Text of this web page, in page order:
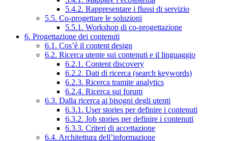
5.4.2. Rappresentare i flussi di servizio
5.5. Co-progettare le soluzioni
5.5.1. Workshop di co-progettazione
6. Progettazione dei contenuti
6.1. Cos’è il content design
6.2. Ricerca utente sui contenuti e il linguaggio
6.2.1. Content discovery
6.2.2. Dati di ricerca (search keywords)
6.2.3. Ricerca tramite analytics
6.2.4. Ricerca sui forum
6.3. Dalla ricerca ai bisogni degli utenti
6.3.1. User stories per definire i contenuti
6.3.2. Job stories per definire i contenuti
6.3.3. Criteri di accettazione
6.4. Architettura dell’informazione